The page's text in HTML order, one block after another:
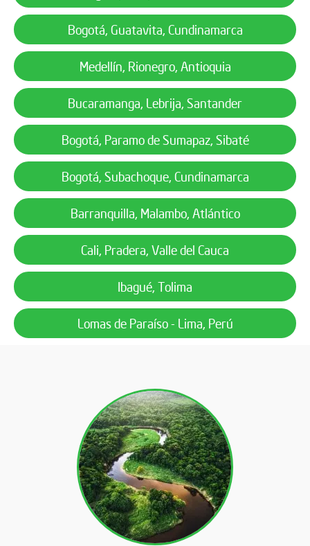
Bogotá, Guatavita, Cundinamarca
Medellín, Rionegro, Antioquia
Bucaramanga, Lebrija, Santander
Bogotá, Paramo de Sumapaz, Sibaté
Bogotá, Subachoque, Cundinamarca
Barranquilla, Malambo, Atlántico
Cali, Pradera, Valle del Cauca
Ibagué, Tolima
Lomas de Paraíso - Lima, Perú